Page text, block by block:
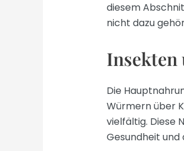
diesem
nicht dazu
Die
Würmern über
vielfältig. Diese
Gesundheit und